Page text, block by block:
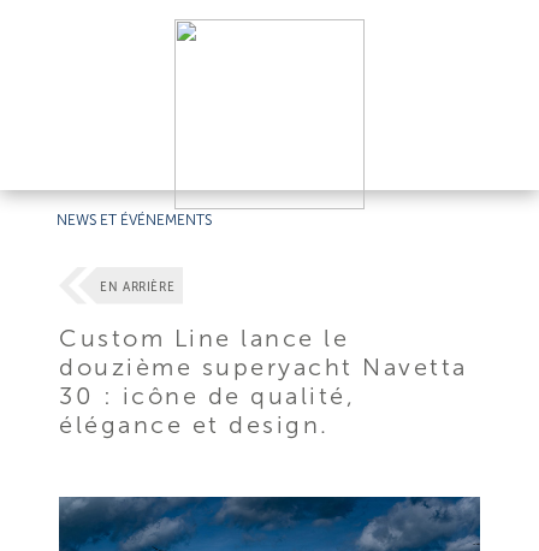
NEWS ET ÉVÉNEMENTS
EN ARRIÈRE
Custom Line lance le
douzième superyacht Navetta
30 : icône de qualité,
élégance et design.